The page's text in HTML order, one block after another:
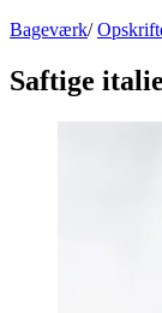
Bageværk/
Saftige